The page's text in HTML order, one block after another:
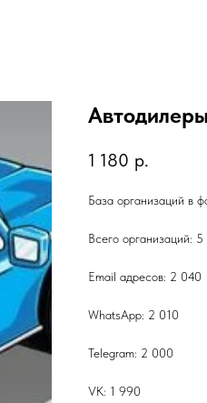
1 180 р.
База организаций в
Всего организаций:
Email адресов: 2 040
WhatsApp: 2 010
Telegram: 2 000
VK: 1 990